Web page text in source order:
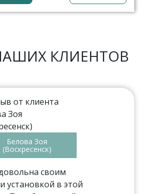
КЛИЕНТОВ
Белова Зоя
(Воскресенск)
своим
установкой в этой